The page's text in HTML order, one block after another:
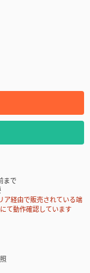
まで
経由で販売されている端
て動作確認しています